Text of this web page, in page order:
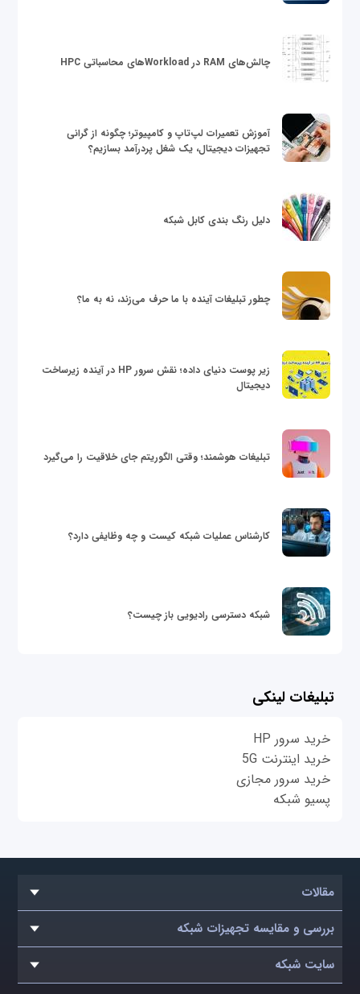
چالش‌های RAM در Workloadهای محاسباتی HPC
آموزش تعمیرات لپ‌تاپ و کامپیوتر؛ چگونه از گرانی
تجهیزات دیجیتال، یک شغل پردرآمد بسازیم؟
دلیل رنگ بندی کابل شبکه
چطور تبلیغات آینده با ما حرف می‌زند، نه به ما؟
زیر پوست دنیای داده؛ نقش سرور HP در آینده زیرساخت
دیجیتال
تبلیغات هوشمند؛ وقتی الگوریتم جای خلاقیت را می‌گیرد
کارشناس عملیات شبکه کیست و چه وظایفی دارد؟
شبکه دسترسی رادیویی باز چیست؟
تبلیغات لینکی
خرید سرور HP
خرید اینترنت 5G
خرید سرور مجازی
پسیو شبکه
مقالات
بررسی و مقایسه تجهیزات شبکه
سایت شبکه